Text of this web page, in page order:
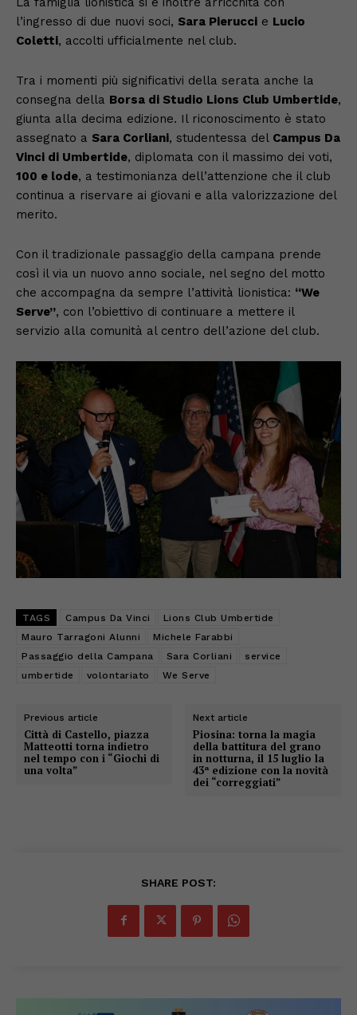
l’ingresso di due nuovi soci, Sara Pierucci e Lucio
Coletti, accolti ufficialmente nel club.
Tra i momenti più significativi della serata anche la
consegna della Borsa di Studio Lions Club Umbertide,
giunta alla decima edizione. Il riconoscimento è stato
assegnato a Sara Corliani, studentessa del Campus Da
Vinci di Umbertide, diplomata con il massimo dei voti,
100 e lode, a testimonianza dell’attenzione che il club
continua a riservare ai giovani e alla valorizzazione del
merito.
Con il tradizionale passaggio della campana prende
così il via un nuovo anno sociale, nel segno del motto
che accompagna da sempre l’attività lionistica: “We
Serve”, con l’obiettivo di continuare a mettere il
servizio alla comunità al centro dell’azione del club.
TAGS Campus Da Vinci
Lions Club Umbertide
Mauro Tarragoni Alunni
Michele Farabbi
Passaggio della Campana
Sara Corliani
service
umbertide
volontariato We Serve
Previous article
Città di Castello, piazza
Matteotti torna indietro
nel tempo con i “Giochi di
una volta”
Next article
Piosina: torna la magia
della battitura del grano
in notturna, il 15 luglio la
43ª edizione con la novità
dei “correggiati”
SHARE POST: